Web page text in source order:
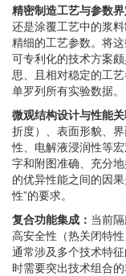
精密制造工艺与参数界
还是涂覆工艺中的浆
精细的工艺参数。将
可专利化的技术方案
思、且相对稳定的工
单罗列所有实验数据。
微观结构设计与性能关
折度）、表面形貌、
性、电解液浸润性等
字和附图准确、充分
的优异性能之间的因
性”的要求。
复合功能集成： 当前
高安全性（热关闭特
通常涉及多个技术特
时需要突出技术组合